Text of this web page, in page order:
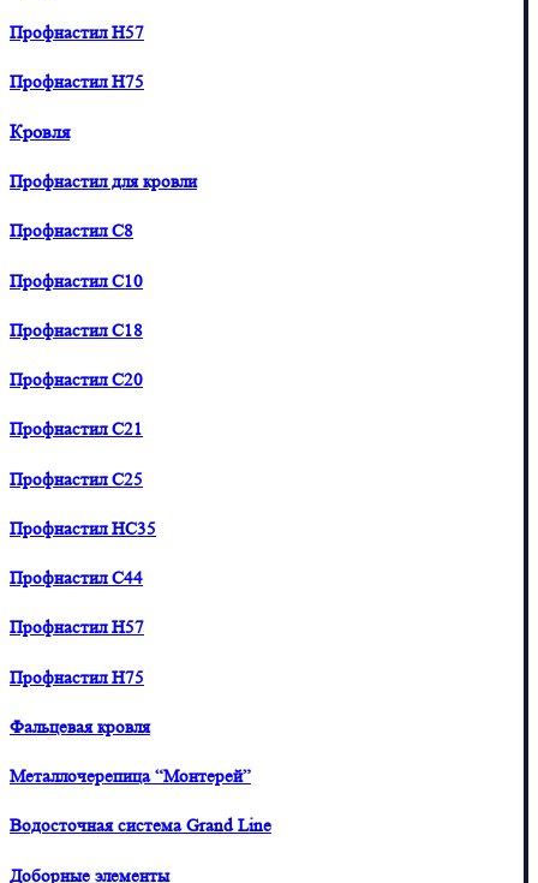
Профнастил H57
Профнастил H75
Кровля
Профнастил для кровли
Профнастил С8
Профнастил С10
Профнастил С18
Профнастил С20
Профнастил С21
Профнастил С25
Профнастил HC35
Профнастил С44
Профнастил H57
Профнастил H75
Фальцевая кровля
Металлочерепица “Монтерей”
Водосточная система Grand Line
Доборные элементы